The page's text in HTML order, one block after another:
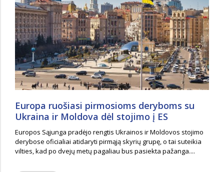
Europa ruošiasi pirmosioms deryboms su
Ukraina ir Moldova dėl stojimo į ES
Europos Sąjunga pradėjo rengtis Ukrainos ir Moldovos stojimo
derybose oficialiai atidaryti pirmąją skyrių grupę, o tai suteikia
vilties, kad po dvejų metų pagaliau bus pasiekta pažanga....